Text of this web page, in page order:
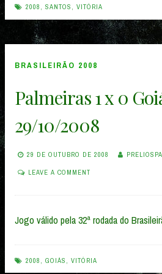
2008 , SANTOS , VITÓRIA
BRASILEIRÃO 2008
Palmeiras 1 x 0
29/10/2008
29 DE OUTUBRO DE 2008
LEAVE A COMMENT
Jogo válido pela 32ª rodada do
2008 GOIÁS VITÓRIA